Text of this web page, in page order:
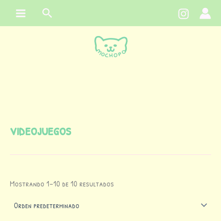
Buscar
videojuegos
Mostrando 1–10 de 10 resultados